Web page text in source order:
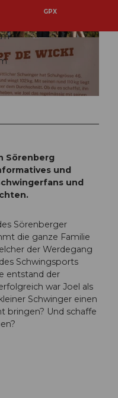
GPX
Sörenberg
und
und
Sörenberger
die ganze Familie
der Werdegang
Schwingsports
entstand der
war Joel als
Schwinger einen
bringen? Und schaffe